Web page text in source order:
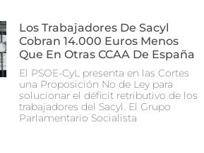
Los Trabajadores De Sacyl
Cobran 14.000 Euros Menos
Que En Otras CCAA De España
El PSOE-CyL presenta en las Cortes
una Proposición No de Ley para
solucionar el déficit retributivo de los
trabajadores del Sacyl. El Grupo
Parlamentario Socialista